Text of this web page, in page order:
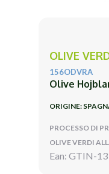
OLIVE
156ODVRA
Olive
ORIGINE:
PROCESSO DI
OLIVE VERDI
Ean: GTIN-